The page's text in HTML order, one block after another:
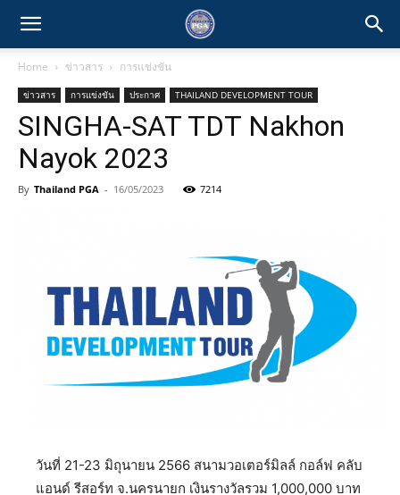
Home ข่าวสาร การแข่งขัน
ข่าวสาร การแข่งขัน ประกาศ THAILAND DEVELOPMENT TOUR
SINGHA-SAT TDT Nakhon
Nayok 2023
By Thailand PGA - 16/05/2023 7214
วันที่ 21-23 มิถุนายน 2566 สนามวอเตอร์มิลล์ กอล์ฟ คลับ
แอนด์ รีสอร์ท จ.นครนายก เงินรางวัลรวม 1,000,000 บาท